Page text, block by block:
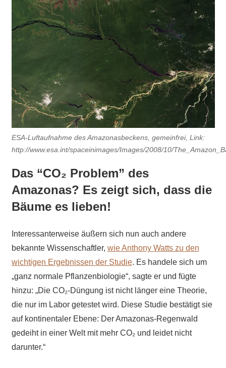
ESA-Luftaufnahme des Amazonasbeckens, gemeinfrei, Link:
http://www.esa.int/spaceinimages/Images/2008/10/
Das “CO₂ Problem” des
Amazonas? Es zeigt sich, dass die
Bäume es lieben!
Interessanterweise äußern sich nun auch andere
bekannte Wissenschaftler, wie Anthony Watts zu den
wichtigen Ergebnissen der Studie. Es handele sich um
„ganz normale Pflanzenbiologie“, sagte er und fügte
hinzu: „Die CO₂-Düngung ist nicht länger eine Theorie,
die nur im Labor getestet wird. Diese Studie bestätigt sie
auf kontinentaler Ebene: Der Amazonas-Regenwald
gedeiht in einer Welt mit mehr CO₂ und leidet nicht
darunter.“